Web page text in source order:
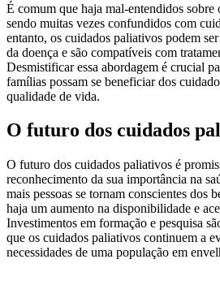
É comum que haja mal-entendidos sobre
sendo muitas vezes confundidos com
entanto, os cuidados paliativos podem
da doença e são compatíveis com
Desmistificar essa abordagem é crucial
famílias possam se beneficiar dos
qualidade de vida.
O futuro dos cuidados
O futuro dos cuidados paliativos é
reconhecimento da sua importância na
mais pessoas se tornam conscientes dos
haja um aumento na disponibilidade e
Investimentos em formação e pesquisa
que os cuidados paliativos continuem a
necessidades de uma população em